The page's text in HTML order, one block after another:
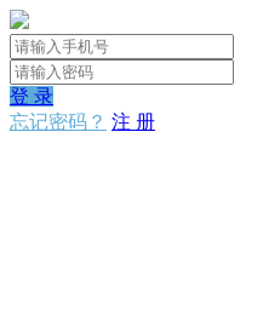
登 录
忘记密码？ 注 册